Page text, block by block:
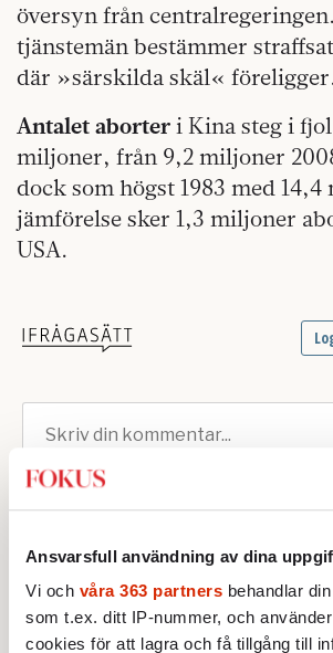
Ansvarsfull användning av dina
Vi och våra 363 partners behandlar
som t.ex. ditt IP-nummer, och
cookies för att lagra och få tillgång till
översyn från
tjänstemän bestämmer
där »särskilda skäl«
Antalet aborter i Kina steg i
miljoner, från 9,2 miljoner
dock som högst 1983 med
jämförelse sker 1,3 miljoner
USA.